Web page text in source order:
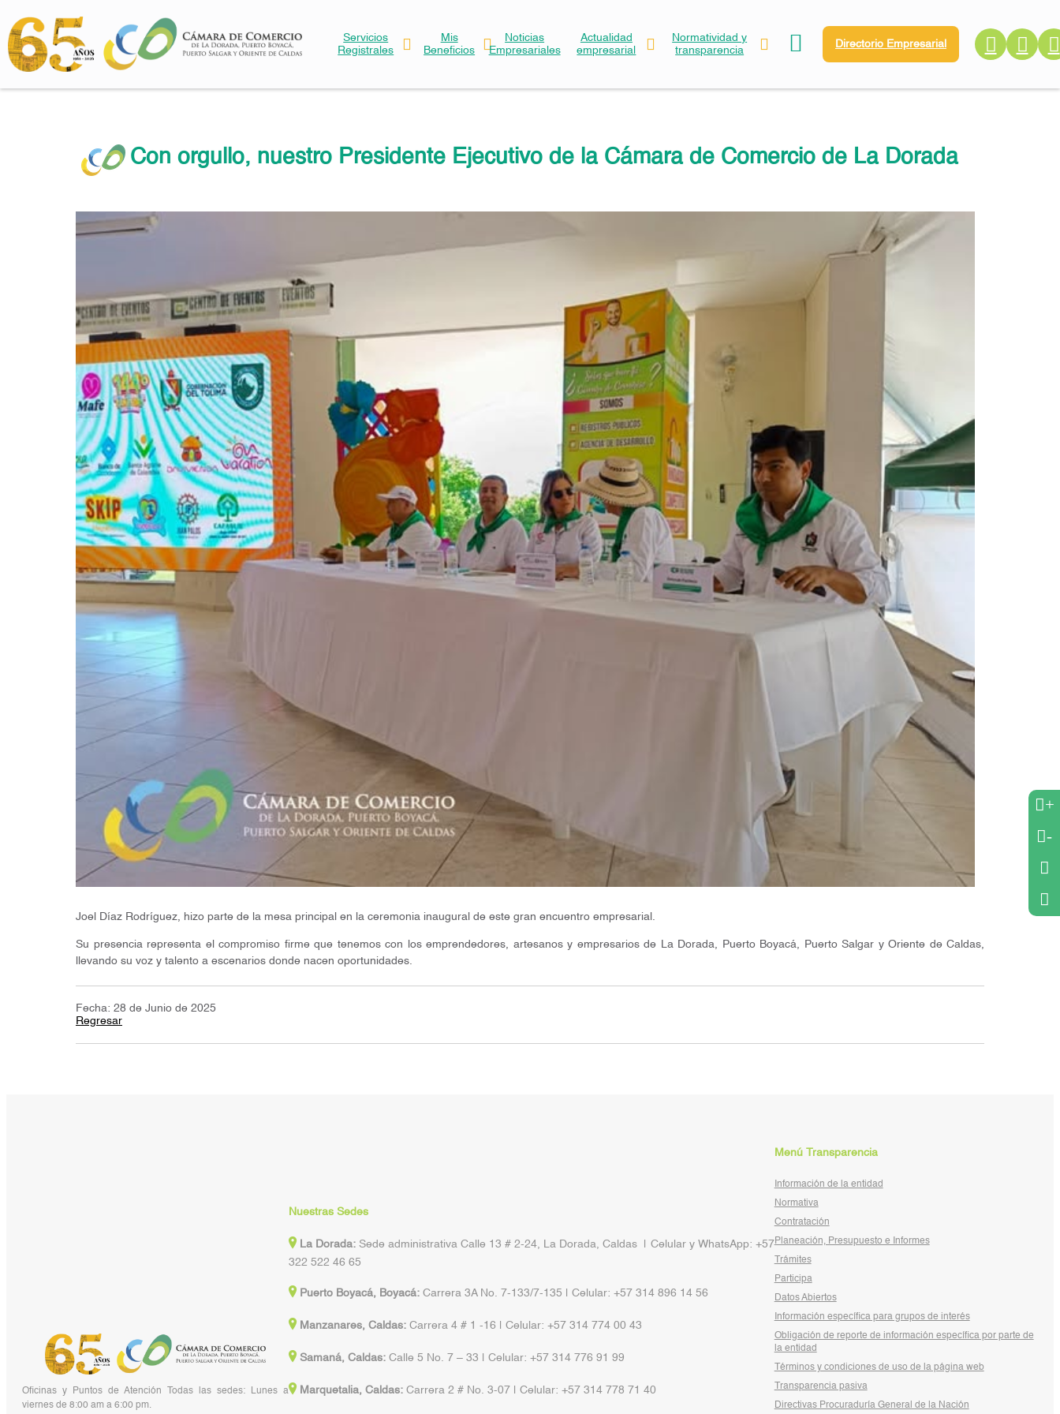
Servicios
Registrales
Mis
Beneficios
Noticias
Empresariales
Actualidad
empresarial
Normatividad y
transparencia
Directorio Empresarial
Con orgullo, nuestro Presidente Ejecutivo de la Cámara de Comercio de La Dorada
Joel Díaz Rodríguez, hizo parte de la mesa principal en la ceremonia inaugural de este gran encuentro empresarial.
Su presencia representa el compromiso firme que tenemos con los emprendedores, artesanos y empresarios de La Dorada, Puerto Boyacá, Puerto Salgar y Oriente de Caldas,
llevando su voz y talento a escenarios donde nacen oportunidades.
Fecha: 28 de Junio de 2025
Regresar
+
-
Oficinas y Puntos de Atención Todas las sedes: Lunes a
viernes de 8:00 am a 6:00 pm.
Nuestras Sedes
La Dorada:Sede administrativa Calle 13 # 2-24, La Dorada, Caldas | Celular y WhatsApp: +57
322 522 46 65
Puerto Boyacá, Boyacá:Carrera 3A No. 7-133/7-135 | Celular: +57 314 896 14 56
Manzanares, Caldas:Carrera 4 # 1 -16 | Celular: +57 314 774 00 43
Samaná, Caldas: Calle 5 No. 7 – 33 | Celular: +57 314 776 91 99
Marquetalia, Caldas:Carrera 2 # No. 3-07 | Celular: +57 314 778 71 40
Menú Transparencia
Información de la entidad
Normativa
Contratación
Planeación, Presupuesto e Informes
Trámites
Participa
Datos Abiertos
Información específica para grupos de interés
Obligación de reporte de información específica por parte de
la entidad
Términos y condiciones de uso de la página web
Transparencia pasiva
Directivas Procuraduría General de la Nación